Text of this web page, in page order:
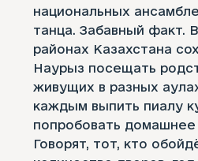
национальных
танца. Забавный факт.
районах Казахстана
Наурыз посещать
живущих в разных
каждым выпить пиалу
попробовать
Говорят, тот, кто